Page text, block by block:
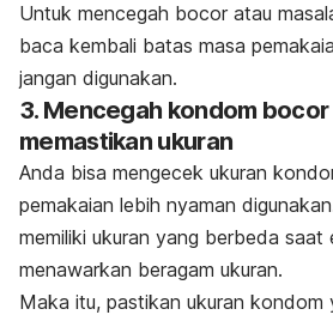
Untuk mencegah bocor atau
baca kembali batas masa
jangan digunakan.
3. Mencegah kondom
memastikan ukuran
Anda bisa mengecek ukuran
pemakaian lebih nyaman
memiliki ukuran yang berbeda saat
menawarkan beragam ukuran.
Maka itu, pastikan ukuran kondom